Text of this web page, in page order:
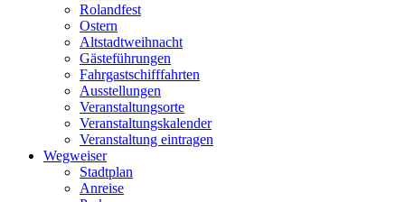
Rolandfest
Ostern
Altstadtweihnacht
Gästeführungen
Fahrgastschifffahrten
Ausstellungen
Veranstaltungsorte
Veranstaltungskalender
Veranstaltung eintragen
Wegweiser
Stadtplan
Anreise